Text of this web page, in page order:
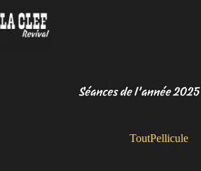
au
contenu
Séances de l’année 2025
ToutPellicule